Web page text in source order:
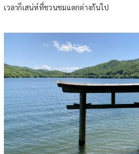
เวลาก็เสน่ห์ที่ชวนชมแตกต่างกันไป